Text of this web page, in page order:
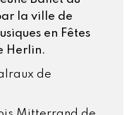
la ville de
en Fêtes
Herlin.
de